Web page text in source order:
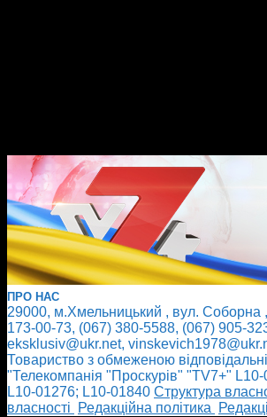
ПРО НАС
29000, м.Хмельницький , вул. Соборна
173-00-73, (067) 380-5588, (067) 905-
eksklusiv@ukr.net,
Товариство з обмеженою
"Телекомпанія "Проскурів" "TV7+"
L10-01276; L10-01840 Cтруктура
власності
Редакційна політика